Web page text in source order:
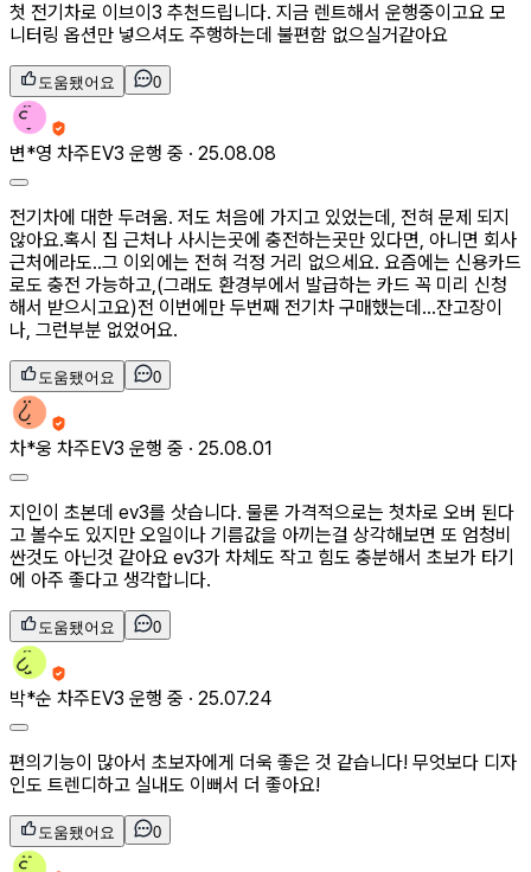
첫 전기차로 이브이3 추천드립니다. 지금 렌트해서 운행중이고요 모
니터링 옵션만 넣으셔도 주행하는데 불편함 없으실거같아요
도움됐어요 0
변*영 차주EV3 운행 중 · 25.08.08
전기차에 대한 두려움. 저도 처음에 가지고 있었는데, 전혀 문제 되지
않아요.혹시 집 근처나 사시는곳에 충전하는곳만 있다면, 아니면 회사
근처에라도..그 이외에는 전혀 걱정 거리 없으세요. 요즘에는 신용카드
로도 충전 가능하고,(그래도 환경부에서 발급하는 카드 꼭 미리 신청
해서 받으시고요)전 이번에만 두번째 전기차 구매했는데…잔고장이
나, 그런부분 없었어요.
도움됐어요 0
차*웅 차주EV3 운행 중 · 25.08.01
지인이 초본데 ev3를 삿습니다. 물론 가격적으로는 첫차로 오버 된다
고 볼수도 있지만 오일이나 기름값을 아끼는걸 상각해보면 또 엄청비
싼것도 아닌것 같아요 ev3가 차체도 작고 힘도 충분해서 초보가 타기
에 아주 좋다고 생각합니다.
도움됐어요 0
박*순 차주EV3 운행 중 · 25.07.24
편의기능이 많아서 초보자에게 더욱 좋은 것 같습니다! 무엇보다 디자
인도 트렌디하고 실내도 이뻐서 더 좋아요!
도움됐어요 0